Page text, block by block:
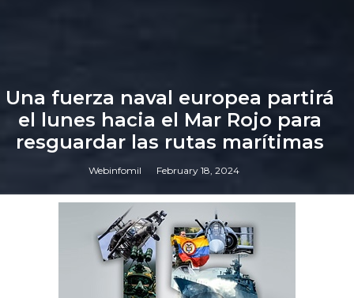
Una fuerza naval europea partirá
el lunes hacia el Mar Rojo para
resguardar las rutas marítimas
Webinfomil February 18, 2024